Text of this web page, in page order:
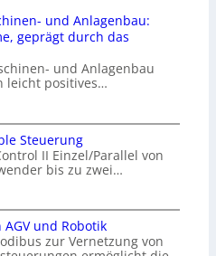
und Anlagenbau:
geprägt durch das
und Anlagenbau
leicht positives…
Steuerung
II Einzel/Parallel von
bis zu zwei…
und Robotik
zur Vernetzung von